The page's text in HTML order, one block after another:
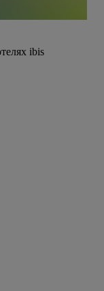
ibis